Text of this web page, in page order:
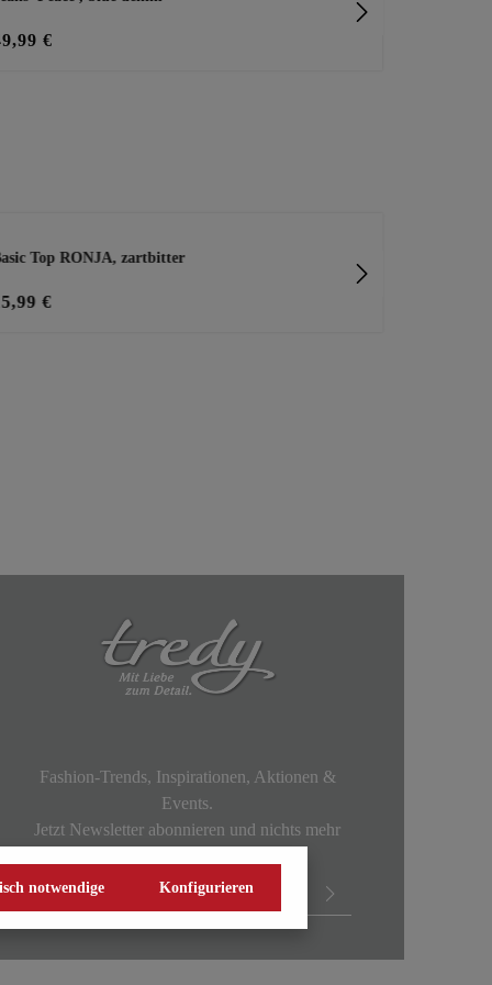
€
Top RONJA, zartbitter
€
Fashion-Trends, Inspirationen, Aktionen &
Events.
Jetzt Newsletter abonnieren und nichts mehr
notwendige Konfigurieren